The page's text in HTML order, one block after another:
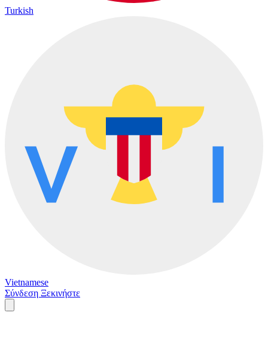
Turkish
Vietnamese
Σύνδεση Ξεκινήστε